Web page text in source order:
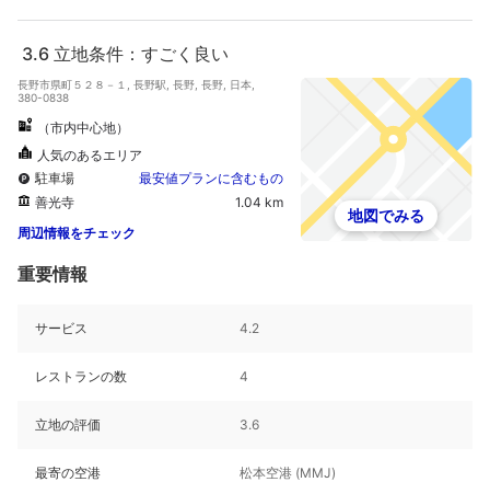
3.6 立地条件：すごく良い
長野市県町５２８－１, 長野駅, 長野, 長野, 日本,
380-0838
（市内中心地）
人気のあるエリア
駐車場
最安値プランに含むもの
善光寺
1.04 km
周辺情報をチェック
地図でみる
重要情報
サービス 4.2
レストランの数 4
立地の評価 3.6
最寄の空港 松本空港 (MMJ)